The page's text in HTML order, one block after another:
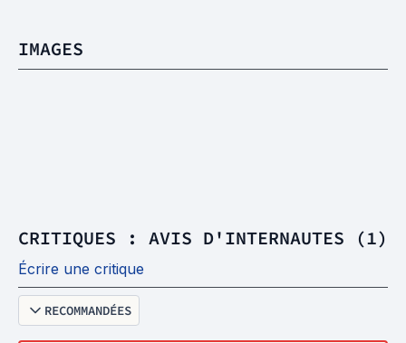
IMAGES
CRITIQUES : AVIS D'INTERNAUTES (1)
Écrire une critique
RECOMMANDÉES